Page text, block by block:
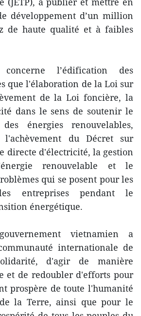
développement d’un million
de haute qualité et à faibles
concerne l’édification des
que l'élaboration de la Loi sur
de la Loi foncière, la
dans le sens de soutenir le
des énergies renouvelables,
du Décret sur
directe d'électricité, la gestion
renouvelable et le
qui se posent pour les
entreprises pendant le
énergétique.
vietnamien a
internationale de
d'agir de manière
et de redoubler d'efforts pour
prospère de toute l'humanité
la Terre, ainsi que pour le